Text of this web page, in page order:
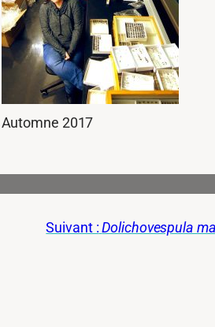
Automne 2017
Suivant : Dolichovespula